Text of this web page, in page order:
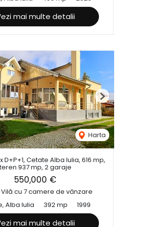
mai multe detalii
Harta
Next
D+P+1, Cetate Alba Iulia, 616 mp,
937 mp, 2 garaje
550,000 €
cu 7 camere de vânzare
Alba Iulia
392 mp 1999
mai multe detalii